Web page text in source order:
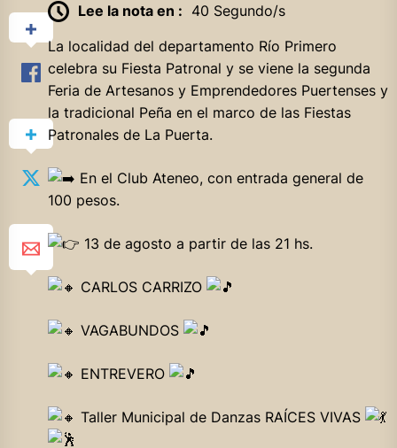
Lee la nota en : 40 Segundo/s
La localidad del departamento Río Primero
celebra su Fiesta Patronal y se viene la segunda
Feria de Artesanos y Emprendedores Puertenses y
la tradicional Peña en el marco de las Fiestas
Patronales de La Puerta.
En el Club Ateneo, con entrada general de
100 pesos.
13 de agosto a partir de las 21 hs.
CARLOS CARRIZO
VAGABUNDOS
ENTREVERO
Taller Municipal de Danzas RAÍCES VIVAS